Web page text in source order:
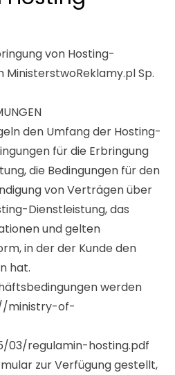
NAP-Visitenkarten
Optymalizacja SEO
Allegro-Anzeigen
Remarketing
Ein Online Shop für Sie
von Hosting-
Sp.
den Umfang der Hosting-
für die Erbringung
die Bedingungen für den
von Verträgen über
Dienstleistung, das
und gelten
in der der Kunde den
hat.
werden
ministry-of-
03/regulamin-hosting.pdf
zur Verfügung gestellt,